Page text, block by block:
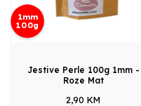
1mm
100g
Jestive Perle 100g 1mm -
Roze Mat
2,90 KM